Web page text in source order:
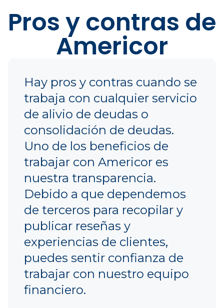
Pros y contras de
Americor
Hay pros y contras cuando se
trabaja con cualquier servicio
de alivio de deudas o
consolidación de deudas.
Uno de los beneficios de
trabajar con Americor es
nuestra transparencia.
Debido a que dependemos
de terceros para recopilar y
publicar reseñas y
experiencias de clientes,
puedes sentir confianza de
trabajar con nuestro equipo
financiero.